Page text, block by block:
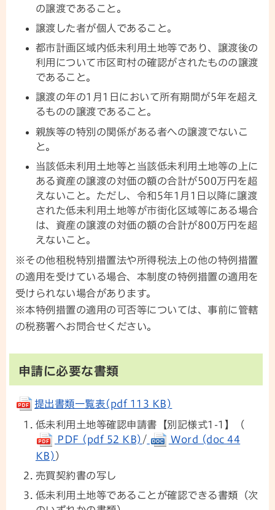
の譲渡であること。
譲渡した者が個人であること。
都市計画区域内低未利用土地等であり、譲渡後の
利用について市区町村の確認がされたものの譲渡
であること。
譲渡の年の1月1日において所有期間が5年を超え
るものの譲渡であること。
親族等の特別の関係がある者への譲渡でないこ
と。
当該低未利用土地等と当該低未利用土地等の上に
ある資産の譲渡の対価の額の合計が500万円を超
えないこと。ただし、令和5年1月1日以降に譲渡
された低未利用土地等が市街化区域等にある場合
は、資産の譲渡の対価の額の合計が800万円を超
えないこと。
※その他租税特別措置法や所得税法上の他の特例措置
の適用を受けている場合、本制度の特例措置の適用を
受けられない場合があります。
※本特例措置の適用の可否等については、事前に管轄
の税務署へお問合せください。
申請に必要な書類
提出書類一覧表(pdf 113 KB)
低未利用土地等確認申請書【別記様式1-1】（
PDF (pdf 52 KB) /
Word (doc 44
KB) ）
売買契約書の写し
低未利用土地等であることが確認できる書類（次